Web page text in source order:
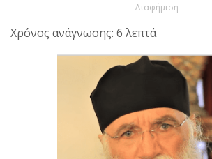
- Διαφήμιση -
Χρόνος ανάγνωσης: 6 λεπτά